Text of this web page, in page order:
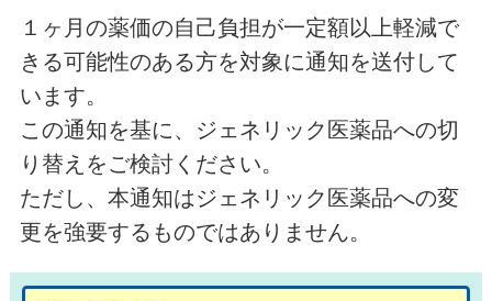
１ヶ月の薬価の自己負担が一定額以上軽減で
きる可能性のある方を対象に通知を送付して
います。
この通知を基に、ジェネリック医薬品への切
り替えをご検討ください。
ただし、本通知はジェネリック医薬品への変
更を強要するものではありません。